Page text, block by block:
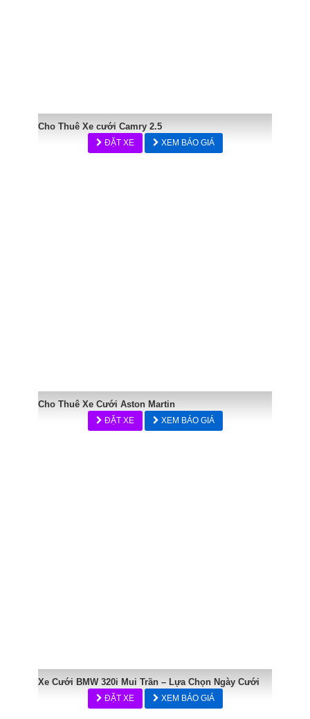
Cho Thuê Xe cưới Camry 2.5
ĐẶT XE XEM BÁO GIÁ
Cho Thuê Xe Cưới Aston Martin
ĐẶT XE XEM BÁO GIÁ
Xe Cưới BMW 320i Mui Trần – Lựa Chọn Ngày Cưới
ĐẶT XE XEM BÁO GIÁ